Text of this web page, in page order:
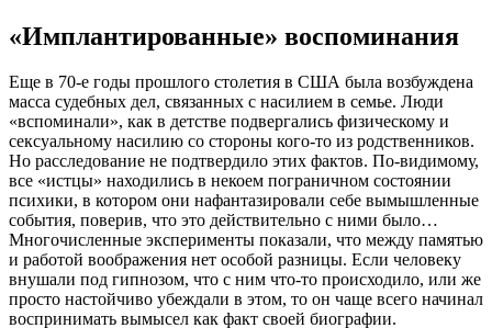
«Имплантированные» воспоминания
Еще в 70-е годы прошлого столетия в США была возбуждена
масса судебных дел, связанных с насилием в семье. Люди
«вспоминали», как в детстве подвергались физическому и
сексуальному насилию со стороны кого-то из родственников.
Но расследование не подтвердило этих фактов. По-видимому,
все «истцы» находились в некоем пограничном состоянии
психики, в котором они нафантазировали себе вымышленные
события, поверив, что это действительно с ними было…
Многочисленные эксперименты показали, что между памятью
и работой воображения нет особой разницы. Если человеку
внушали под гипнозом, что с ним что-то происходило, или же
просто настойчиво убеждали в этом, то он чаще всего начинал
воспринимать вымысел как факт своей биографии.